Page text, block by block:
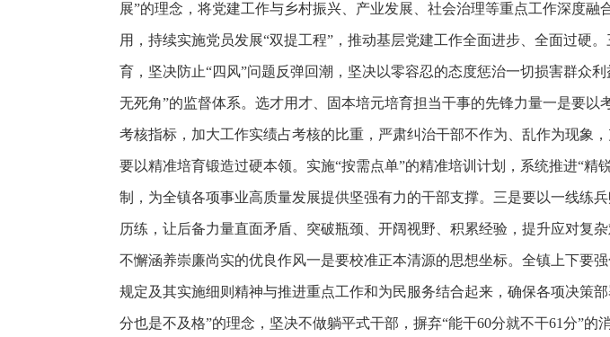
展”的理念，将党建工作与乡村振兴、产业发展、社会治理等重点工作深度
用，持续实施党员发展“双提工程”，推动基层党建工作全面进步、全面过硬
育，坚决防止“四风”问题反弹回潮，坚决以零容忍的态度惩治一切损害群众
无死角”的监督体系。 选才用才、固本培元培育担当干事的先锋力量一是要
考核指标，加大工作实绩占考核的比重，严肃纠治干部不作为、乱作为现象
要以精准培育锻造过硬本领。实施“按需点单”的精准培训计划，系统推进“
制，为全镇各项事业高质量发展提供坚强有力的干部支撑。三是要以一线练
历练，让后备力量直面矛盾、突破瓶颈、开阔视野、积累经验，提升应对复
不懈涵养崇廉尚实的优良作风一是要校准正本清源的思想坐标。全镇上下要
规定及其实施细则精神与推进重点工作和为民服务结合起来，确保各项决策
分也是不及格”的理念，坚决不做躺平式干部，摒弃“能干60分就不干61分”